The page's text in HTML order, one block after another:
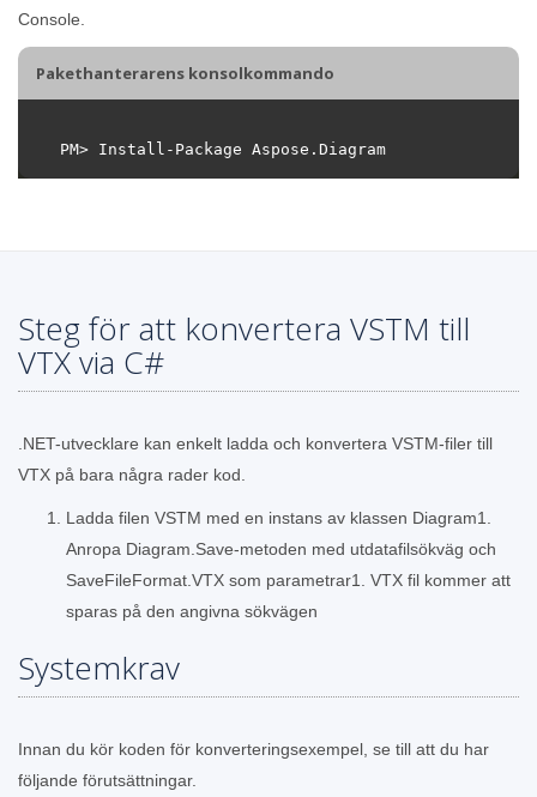
Console.
Pakethanterarens konsolkommando
Steg för att konvertera VSTM till
VTX via C#
.NET-utvecklare kan enkelt ladda och konvertera VSTM-filer till
VTX på bara några rader kod.
Ladda filen VSTM med en instans av klassen Diagram1.
Anropa Diagram.Save-metoden med utdatafilsökväg och
SaveFileFormat.VTX som parametrar1. VTX fil kommer att
sparas på den angivna sökvägen
Systemkrav
Innan du kör koden för konverteringsexempel, se till att du har
följande förutsättningar.